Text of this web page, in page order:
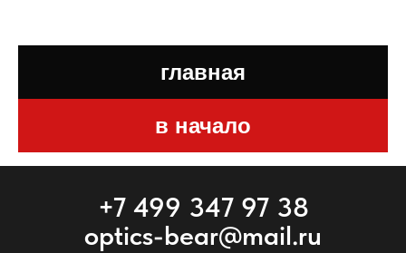
главная
в начало
+7 499 347 97 38
optics-bear@mail.ru